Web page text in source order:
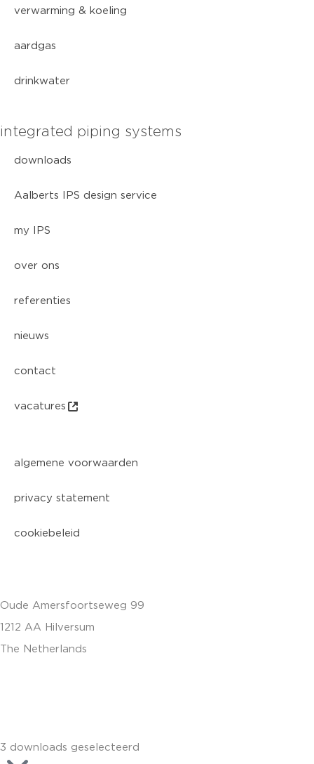
verwarming & koeling
aardgas
drinkwater
integrated piping systems
downloads
Aalberts IPS design service
my IPS
over ons
referenties
nieuws
contact
vacatures
algemene voorwaarden
privacy statement
cookiebeleid
Oude Amersfoortseweg 99
1212 AA Hilversum
The Netherlands
3 downloads geselecteerd